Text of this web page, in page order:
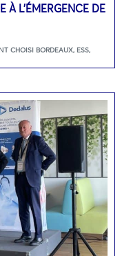
À L’ÉMERGENCE DE
CHOISI BORDEAUX, ESS,